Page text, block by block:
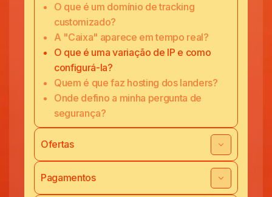
O que é um domínio de tracking
customizado?
A "Caixa" aparece em tempo real?
O que é uma variação de IP e como
configurá-la?
Quem é que faz hosting dos landers?
Onde defino a minha pergunta de
segurança?
Ofertas
Pagamentos